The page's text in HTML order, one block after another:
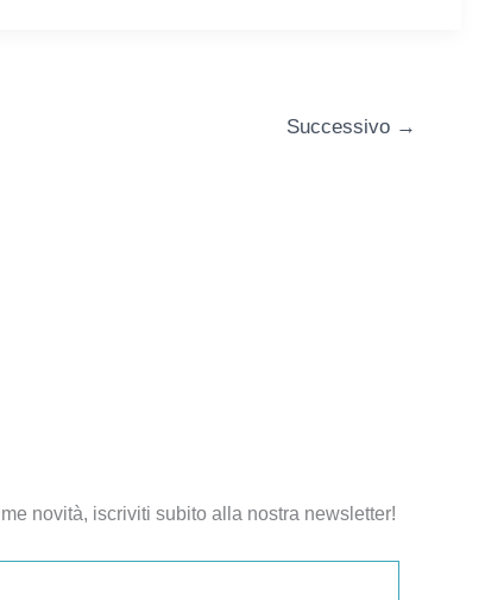
Successivo →
novità, iscriviti subito alla nostra newsletter!